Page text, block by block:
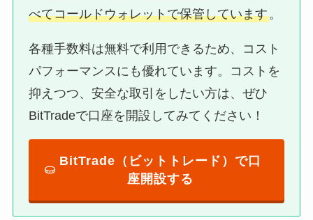
べてコールドウォレットで保管しています。
各種手数料は無料で利用できるため、コスト
パフォーマンスにも優れています。コストを
抑えつつ、安全な取引をしたい方は、ぜひ
BitTradeで口座を開設してみてください！
BitTrade（ビットトレード）で口
座開設する